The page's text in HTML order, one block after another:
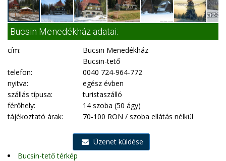
Bucsin Menedékház adatai:
cím:
Bucsin Menedékház
Bucsin-tető
telefon:
0040 724-964-772
nyitva:
egész évben
szállás típusa:
turistaszálló
férőhely:
14 szoba (50 ágy)
tájékoztató árak:
70-100 RON / szoba ellátás nélkül
Üzenet küldése
Bucsin-tető térkép